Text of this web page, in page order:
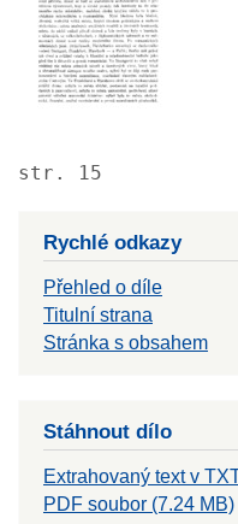
str. 15
Rychlé odkazy
Přehled o díle
Titulní strana
Stránka s obsahem
Stáhnout dílo
Extrahovaný text v
PDF soubor (7.24 MB)